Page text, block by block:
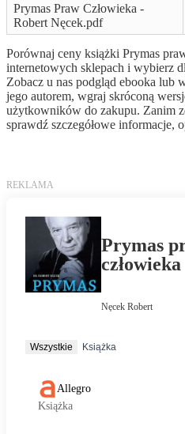
Prymas Praw Człowieka -
Robert Nęcek.pdf
Porównaj ceny książki Prymas
internetowych sklepach i wybierz
Zobacz u nas podgląd ebooka lub
jego autorem, wgraj skróconą
użytkowników do zakupu. Zanim
sprawdź szczegółowe informacje,